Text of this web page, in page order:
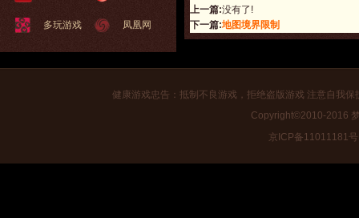
多玩游戏 凤凰网
上一篇:没有了!
下一篇:地图境界限制
健康游戏忠告：抵制不良游戏，拒绝盗版游戏 注意自我
Copyright©2010-2016
京ICP备11011181号